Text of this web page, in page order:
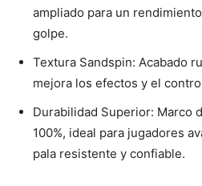
ampliado para un
golpe.
Textura Sandspin: Acabado
mejora los efectos y el
Durabilidad Superior: Marco
100%, ideal para jugadores
pala resistente y confiable.